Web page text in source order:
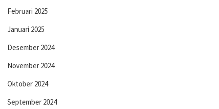
Februari 2025
Januari 2025
Desember 2024
November 2024
Oktober 2024
September 2024